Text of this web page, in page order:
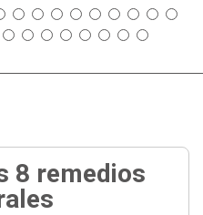
8 remedios